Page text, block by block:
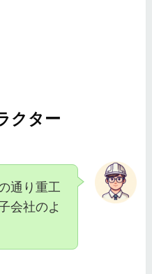
クター
通り重工
会社のよ